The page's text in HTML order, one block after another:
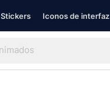
Stickers Iconos de interfaz